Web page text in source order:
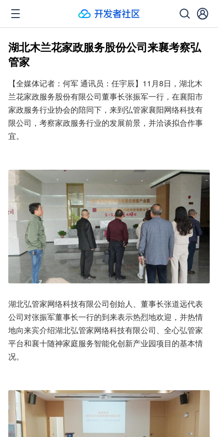
湖北木兰花家政服务股份公司来襄考察弘
管家
【全媒体记者：何军 通讯员：任宇辰】11月8日，湖北木
兰花家政服务股份有限公司董事长张振军一行，在襄阳市
家政服务行业协会的陪同下，来到弘管家襄阳网络科技有
限公司，考察家政服务行业的发展前景，并洽谈拟合作事
宜。
湖北弘管家网络科技有限公司创始人、董事长张道远代表
公司对张振军董事长一行的到来表示热烈地欢迎，并热情
地向来宾介绍湖北弘管家网络科技有限公司、全心弘管家
平台和襄十随神家庭服务智能化创新产业园项目的基本情
况。